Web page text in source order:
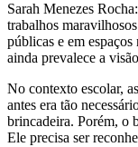
Sarah Menezes
trabalhos
públicas e em
ainda prevalece a
No contexto escolar,
antes era tão
brincadeira. Porém, o
Ele precisa ser